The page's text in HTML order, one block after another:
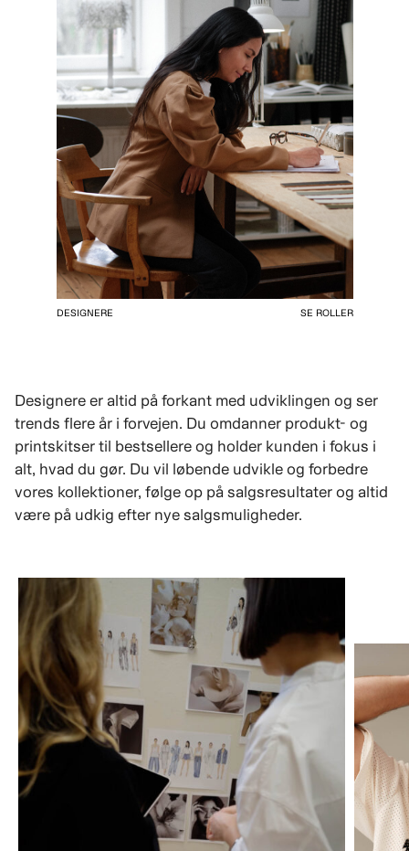
DESIGNERE SE ROLLER
Designere er altid på forkant med udviklingen og ser
trends flere år i forvejen. Du omdanner produkt- og
printskitser til bestsellere og holder kunden i fokus i
alt, hvad du gør. Du vil løbende udvikle og forbedre
vores kollektioner, følge op på salgsresultater og altid
være på udkig efter nye salgsmuligheder.